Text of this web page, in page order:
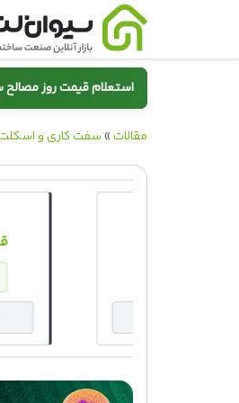
استعلام قیمت روز مصالح
سیمان مقالات»سفت کاری و